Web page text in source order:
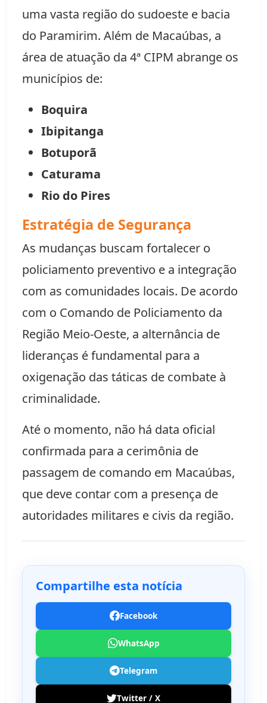
uma vasta região do sudoeste e bacia
do Paramirim. Além de Macaúbas, a
área de atuação da 4ª CIPM abrange os
municípios de:
Boquira
Ibipitanga
Botuporã
Caturama
Rio do Pires
Estratégia de Segurança
As mudanças buscam fortalecer o
policiamento preventivo e a integração
com as comunidades locais. De acordo
com o Comando de Policiamento da
Região Meio-Oeste, a alternância de
lideranças é fundamental para a
oxigenação das táticas de combate à
criminalidade.
Até o momento, não há data oficial
confirmada para a cerimônia de
passagem de comando em Macaúbas,
que deve contar com a presença de
autoridades militares e civis da região.
Compartilhe esta notícia
Facebook
WhatsApp
Telegram
Twitter / X